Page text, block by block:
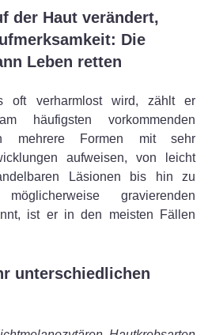
der Haut verändert,
Die
Leben retten
oft verharmlost wird, zählt er
häufigsten vorkommenden
mehrere Formen mit sehr
aufweisen, von leicht
Läsionen bis hin zu
gravierenden
ist er in den meisten Fällen
unterschiedlichen